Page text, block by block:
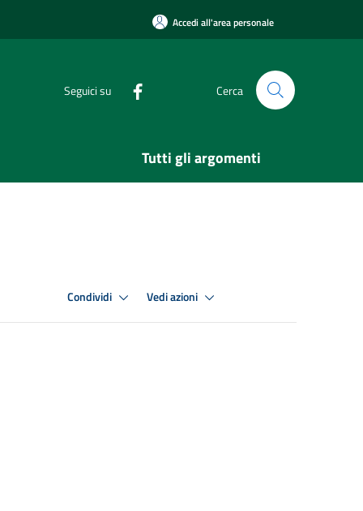
Accedi all'area personale
Seguici su Cerca
Tutti gli argomenti
Condividi Vedi azioni